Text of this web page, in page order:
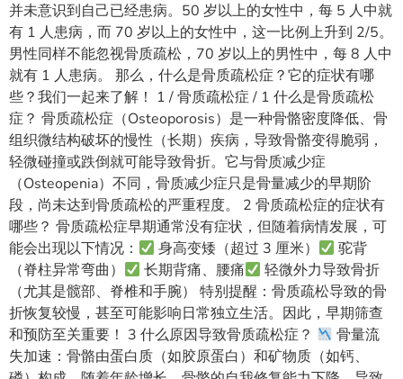
并未意识到自己已经患病。50 岁以上的女性中，每 5 人中就
有 1 人患病，而 70 岁以上的女性中，这一比例上升到 2/5。
男性同样不能忽视骨质疏松，70 岁以上的男性中，每 8 人中
就有 1 人患病。 那么，什么是骨质疏松症？它的症状有哪
些？我们一起来了解！ 1 / 骨质疏松症 / 1 什么是骨质疏松
症？ 骨质疏松症（Osteoporosis）是一种骨骼密度降低、骨
组织微结构破坏的慢性（长期）疾病，导致骨骼变得脆弱，
轻微碰撞或跌倒就可能导致骨折。它与骨质减少症
（Osteopenia）不同，骨质减少症只是骨量减少的早期阶
段，尚未达到骨质疏松的严重程度。 2 骨质疏松症的症状有
哪些？ 骨质疏松症早期通常没有症状，但随着病情发展，可
能会出现以下情况：
身高变矮（超过 3 厘米）
驼背
（脊柱异常弯曲）
长期背痛、腰痛
轻微外力导致骨折
（尤其是髋部、脊椎和手腕） 特别提醒：骨质疏松导致的骨
折恢复较慢，甚至可能影响日常独立生活。因此，早期筛查
和预防至关重要！ 3 什么原因导致骨质疏松症？
骨量流
失加速：骨骼由蛋白质（如胶原蛋白）和矿物质（如钙、